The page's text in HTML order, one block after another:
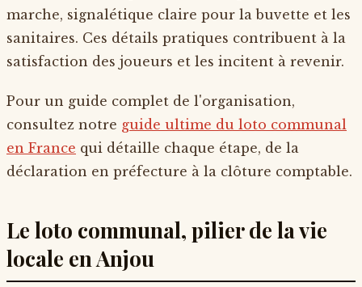
marche, signalétique claire pour la buvette et les
sanitaires. Ces détails pratiques contribuent à la
satisfaction des joueurs et les incitent à revenir.
Pour un guide complet de l'organisation,
consultez notre guide ultime du loto communal
en France qui détaille chaque étape, de la
déclaration en préfecture à la clôture comptable.
Le loto communal, pilier de la vie
locale en Anjou